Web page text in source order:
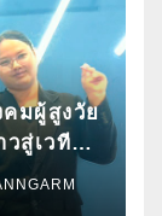
มผู้สูงวัย
สู่เวที
World
2026